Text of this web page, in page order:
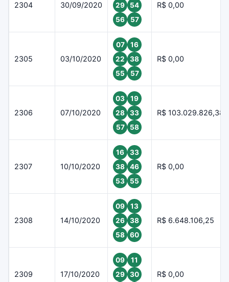
2304 30/09/2020
29
54
56
57
R$ 0,00
2305 03/10/2020
07
16
22
38
55
57
R$ 0,00
2306 07/10/2020
03
19
28
33
57
58
R$ 103.029.826,38
2307 10/10/2020
16
33
38
46
53
55
R$ 0,00
2308 14/10/2020
09
13
26
38
58
60
R$ 6.648.106,25
2309 17/10/2020
09
11
29
30
R$ 0,00